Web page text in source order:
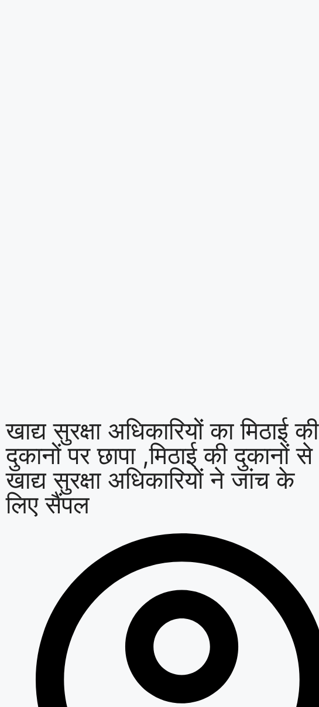
खाद्य सुरक्षा अधिकारियों का मिठाई की
दुकानों पर छापा ,मिठाई की दुकानों से
खाद्य सुरक्षा अधिकारियों ने जांच के
लिए सैंपल